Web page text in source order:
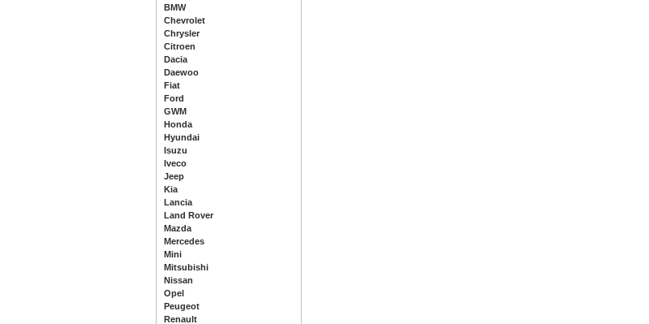
BMW
Chevrolet
Chrysler
Citroen
Dacia
Daewoo
Fiat
Ford
GWM
Honda
Hyundai
Isuzu
Iveco
Jeep
Kia
Lancia
Land Rover
Mazda
Mercedes
Mini
Mitsubishi
Nissan
Opel
Peugeot
Renault